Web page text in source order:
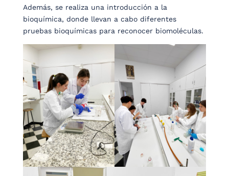
Además, se realiza una introducción a la
bioquímica, donde llevan a cabo diferentes
pruebas bioquímicas para reconocer biomoléculas.